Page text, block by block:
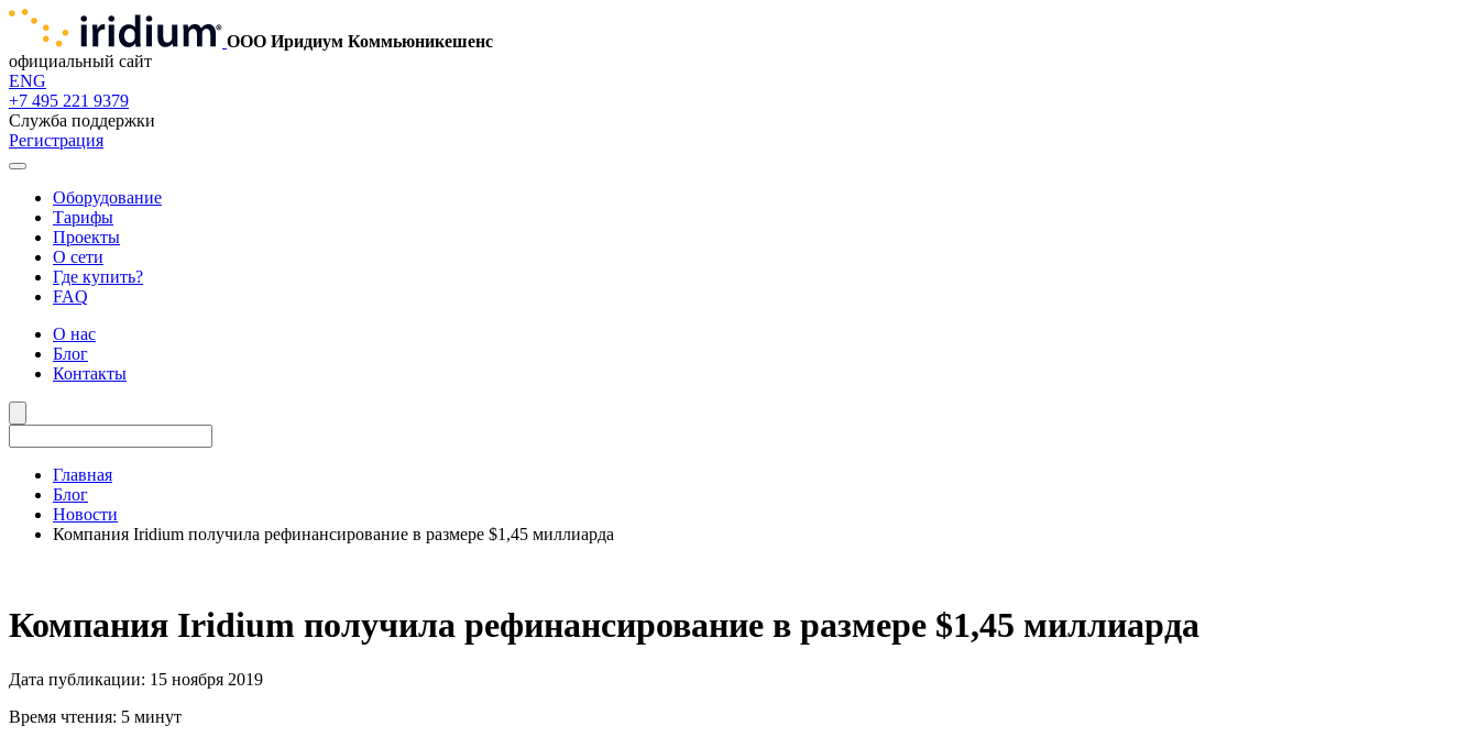
ООО Иридиум Коммьюникешенс
официальный сайт
ENG
+7 495 221 9379
Служба поддержки
Регистрация
Оборудование
Тарифы
Проекты
О сети
Где купить?
FAQ
О нас
Блог
Контакты
Главная
Блог
Новости
Компания Iridium получила рефинансирование в размере $1,45 миллиарда
Компания Iridium получила рефинансирование в размере $1,45 миллиарда
Дата публикации: 15 ноября 2019
Время чтения: 5 минут